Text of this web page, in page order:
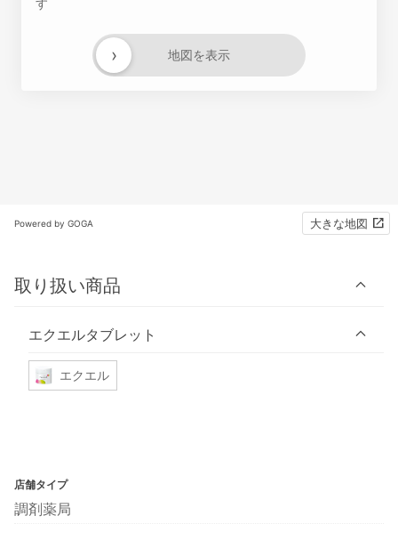
す
地図を表示
›
Powered by GOGA 大きな地図
取り扱い商品
エクエルタブレット
エクエル
店舗タイプ
調剤薬局